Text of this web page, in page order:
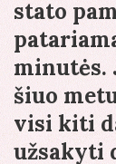
stato
minutės.
šiuo
visi kiti
užsakyti